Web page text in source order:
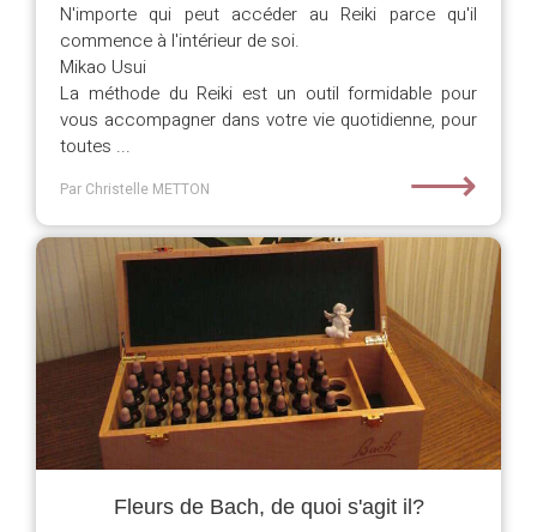
N'importe qui peut accéder au Reiki parce qu'il
commence à l'intérieur de soi.
Mikao Usui
La méthode du Reiki est un outil formidable pour
vous accompagner dans votre vie quotidienne, pour
toutes ...
Par Christelle METTON ⟶
Fleurs de Bach, de quoi s'agit il?